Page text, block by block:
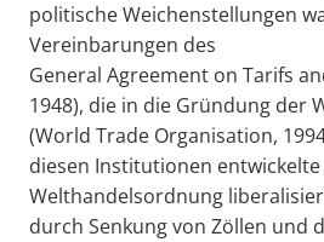
politische Weichenstellungen
Vereinbarungen des
General Agreement on Tarifs
1948), die in die Gründung der
(World Trade Organisation,
diesen Institutionen
Welthandelsordnung
durch Senkung von Zöllen und